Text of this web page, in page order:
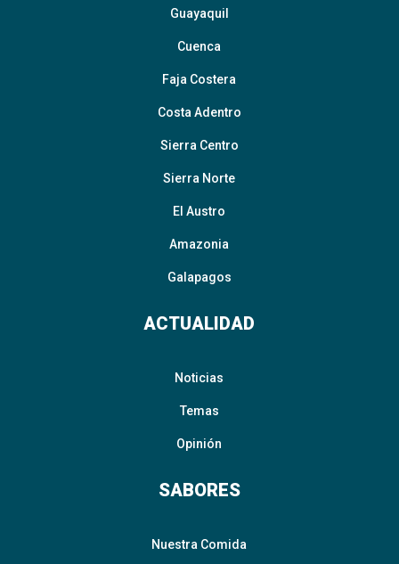
Guayaquil
Cuenca
Faja Costera
Costa Adentro
Sierra Centro
Sierra Norte
El Austro
Amazonia
Galapagos
ACTUALIDAD
Noticias
Temas
Opinión
SABORES
Nuestra Comida